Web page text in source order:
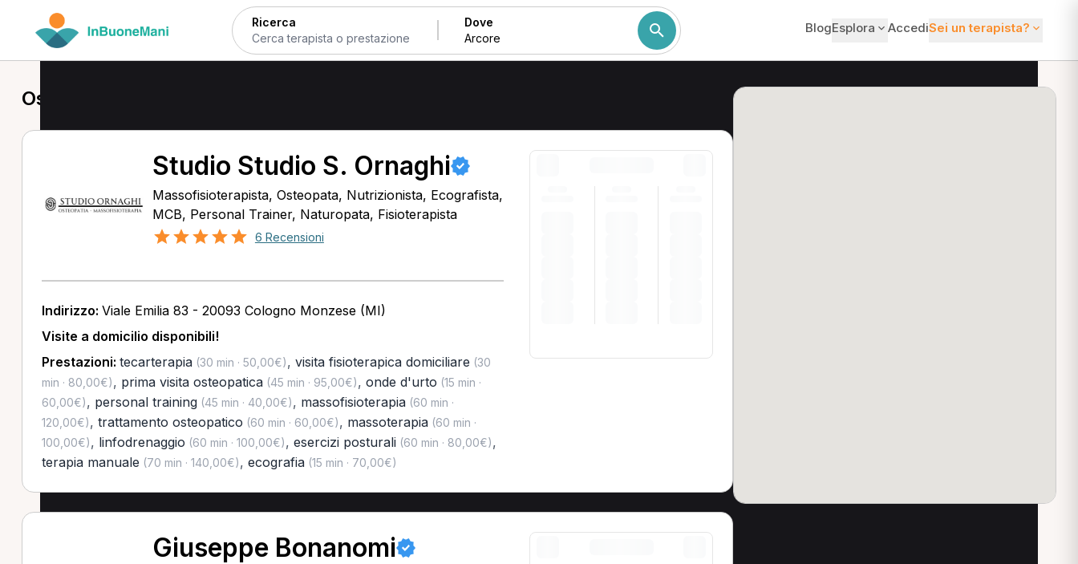
Ricerca Dove BlogEsplora AccediSei un terapista?
Osteopata a Arcore
Studio Studio S. Ornaghi
Massofisioterapista, Osteopata, Nutrizionista, Ecografista,
MCB, Personal Trainer, Naturopata, Fisioterapista
6 Recensioni
Indirizzo: Viale Emilia 83 - 20093 Cologno Monzese (MI)
Visite a domicilio disponibili!
Prestazioni: tecarterapia(30 min · 50,00€), visita fisioterapica domiciliare (30
min · 80,00€), prima visita osteopatica(45 min · 95,00€), onde d'urto (15 min ·
60,00€), personal training(45 min · 40,00€), massofisioterapia(60 min ·
120,00€), trattamento osteopatico (60 min · 60,00€), massoterapia(60 min ·
100,00€), linfodrenaggio (60 min · 100,00€), esercizi posturali(60 min · 80,00€),
terapia manuale (70 min · 140,00€), ecografia(15 min · 70,00€)
Giuseppe Bonanomi